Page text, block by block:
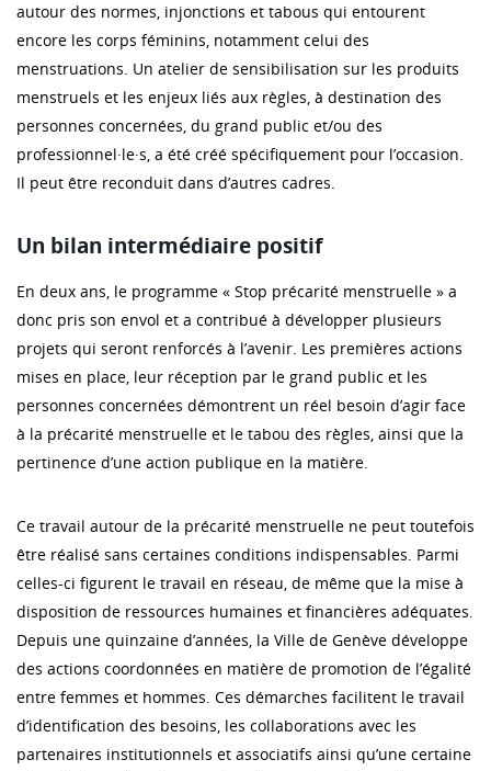
autour des normes, injonctions et tabous qui entourent
encore les corps féminins, notamment celui des
menstruations. Un atelier de sensibilisation sur les produits
menstruels et les enjeux liés aux règles, à destination des
personnes concernées, du grand public et/ou des
professionnel·le·s, a été créé spécifiquement pour l’occasion.
Il peut être reconduit dans d’autres cadres.
Un bilan intermédiaire positif
En deux ans, le programme « Stop précarité menstruelle » a
donc pris son envol et a contribué à développer plusieurs
projets qui seront renforcés à l’avenir. Les premières actions
mises en place, leur réception par le grand public et les
personnes concernées démontrent un réel besoin d’agir face
à la précarité menstruelle et le tabou des règles, ainsi que la
pertinence d’une action publique en la matière.
Ce travail autour de la précarité menstruelle ne peut toutefois
être réalisé sans certaines conditions indispensables. Parmi
celles-ci figurent le travail en réseau, de même que la mise à
disposition de ressources humaines et financières adéquates.
Depuis une quinzaine d’années, la Ville de Genève développe
des actions coordonnées en matière de promotion de l’égalité
entre femmes et hommes. Ces démarches facilitent le travail
d’identification des besoins, les collaborations avec les
partenaires institutionnels et associatifs ainsi qu’une certaine